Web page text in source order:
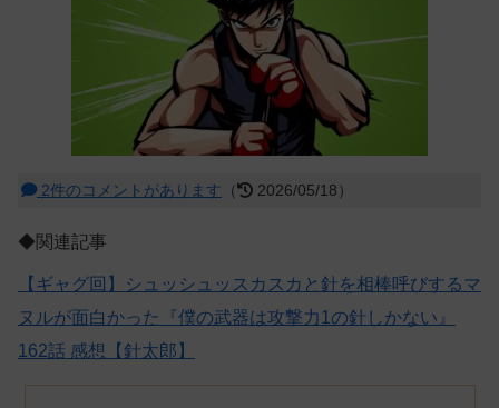
2件のコメントがあります （ 2026/05/18）
◆関連記事
【ギャグ回】シュッシュッスカスカと針を相棒呼びするマ
ヌルが面白かった『僕の武器は攻撃力1の針しかない』
162話 感想【針太郎】